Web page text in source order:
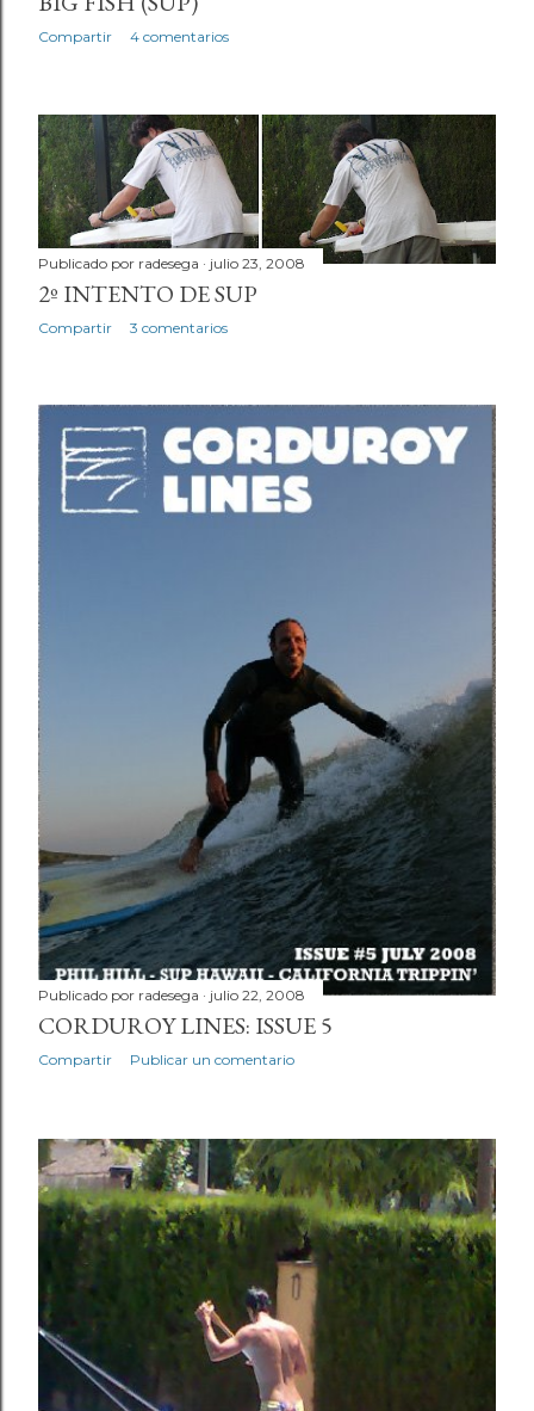
Compartir 4 comentarios
Publicado por radesega julio 23, 2008
2º INTENTO DE SUP
Compartir 3 comentarios
Publicado por radesega julio 22, 2008
CORDUROY LINES: ISSUE 5
Compartir Publicar un comentario